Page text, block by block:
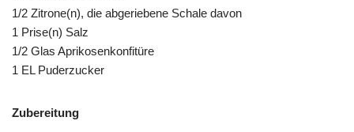
1/2 Zitrone(n), die abgeriebene Schale davon
1 Prise(n) Salz
1/2 Glas Aprikosenkonfitüre
1 EL Puderzucker
Zubereitung